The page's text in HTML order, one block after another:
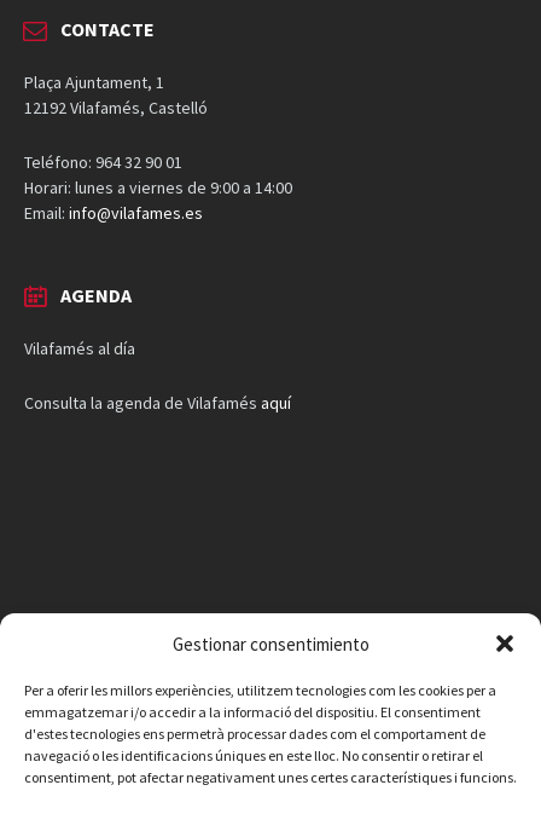
Gestionar consentimiento
Per a oferir les millors experiències, utilitzem tecnologies com les cookies per a
emmagatzemar i/o accedir a la informació del dispositiu. El consentiment
d'estes tecnologies ens permetrà processar dades com el comportament de
navegació o les identificacions úniques en este lloc. No consentir o retirar el
consentiment, pot afectar negativament unes certes característiques i funcions.
CONTACTE
Plaça Ajuntament, 1
12192 Vilafamés, Castelló
Teléfono: 964 32 90 01
Horari: lunes a viernes de 9:00 a 14:00
Email: info@vilafames.es
AGENDA
Vilafamés al día
Consulta la agenda de Vilafamés aquí